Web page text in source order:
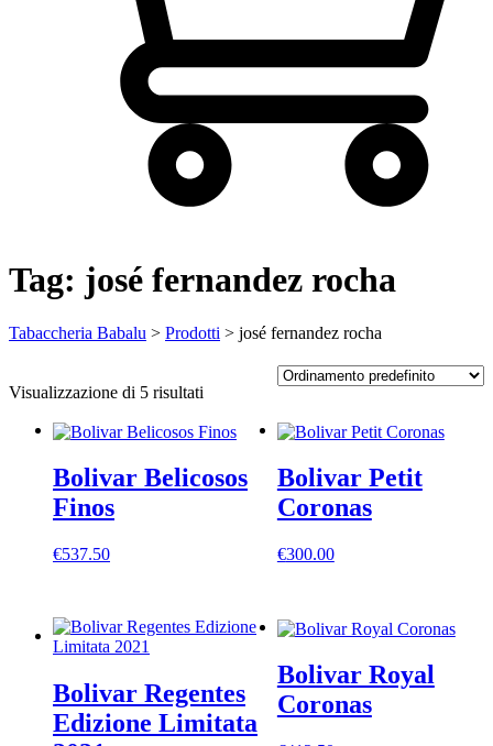
Tag: josé fernandez rocha
Tabaccheria Babalu > Prodotti > josé fernandez rocha
Visualizzazione di 5 risultati
Bolivar Belicosos
Finos
€537.50
Bolivar Petit
Coronas
€300.00
Bolivar Regentes
Edizione Limitata
Bolivar Royal
Coronas